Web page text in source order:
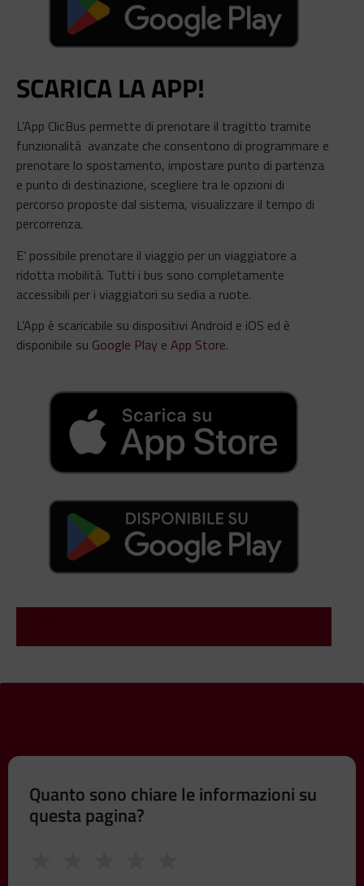
SCARICA LA APP!
L’App ClicBus permette di prenotare il tragitto tramite
funzionalità avanzate che consentono di programmare e
prenotare lo spostamento, impostare punto di partenza
e punto di destinazione, scegliere tra le opzioni di
percorso proposte dal sistema, visualizzare il tempo di
percorrenza.
E’ possibile prenotare il viaggio per un viaggiatore a
ridotta mobilità. Tutti i bus sono completamente
accessibili per i viaggiatori su sedia a ruote.
L’App è scaricabile su dispositivi Android e iOS ed è
disponibile su Google Play e App Store.
Quanto sono chiare le informazioni su
questa pagina?